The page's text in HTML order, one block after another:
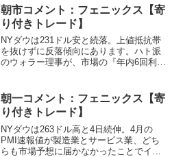
５％に設定＝３．７５％が１０年金利の
基準値（独自計算式）・３．７...
朝市コメント：フェニックス【寄
り付きトレード】
NYダウは231ドル安と続落。上値抵抗帯
を抜けずに反落傾向にあります。ハト派
のウォラー理事が、市場の『年内6回利下
気されての下落となります。週末レポー
トでお伝えした...
朝一コメント：フェニックス【寄
り付きトレード】
NYダウは263ドル高と4日続伸。4月の
PMI速報値が製造業とサービス業、どち
らも市場予想に届かなかったことでイン